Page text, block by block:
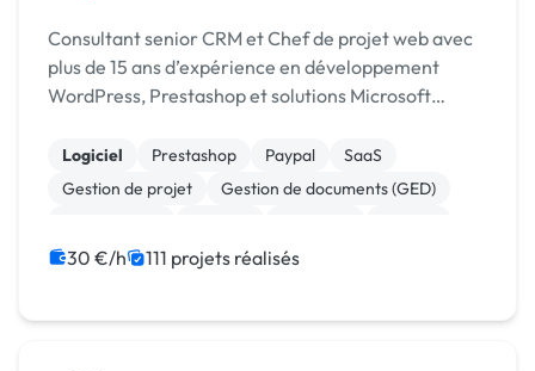
Consultant senior CRM et Chef de projet web avec
plus de 15 ans d’expérience en développement
WordPress, Prestashop et solutions Microsoft
Logiciel Prestashop Paypal
SaaS
Gestion de projet
Gestion de documents (GED)
30 €/h 111 projets réalisés